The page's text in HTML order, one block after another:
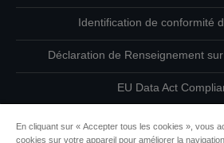
Identification de conformité
Déclaration de Renseignement
EU Data Act
En cliquant sur « Accepter tous les cookies », vous
cookies sur votre appareil pour améliorer la